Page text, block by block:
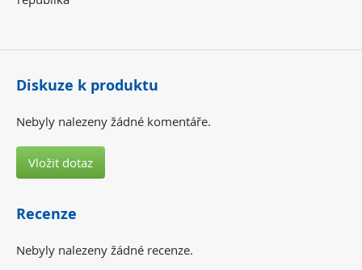
Diskuze k produktu
Nebyly nalezeny žádné komentáře.
Vložit dotaz
Recenze
Nebyly nalezeny žádné recenze.